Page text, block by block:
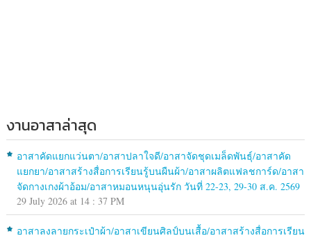
งานอาสาล่าสุด
อาสาคัดแยกแว่นตา/อาสาปลาใจดี/อาสาจัดชุดเมล็ดพันธุ์/อาสาคัด
แยกยา/อาสาสร้างสื่อการเรียนรู้บนผืนผ้า/อาสาผลิตแฟลชการ์ด/อาสา
จัดกางเกงผ้าอ้อม/อาสาหมอนหนุนอุ่นรัก วันที่ 22-23, 29-30 ส.ค. 2569
29 July 2026 at 14 : 37 PM
อาสาลงลายกระเป๋าผ้า/อาสาเขียนศิลป์บนเสื้อ/อาสาสร้างสื่อการเรียน